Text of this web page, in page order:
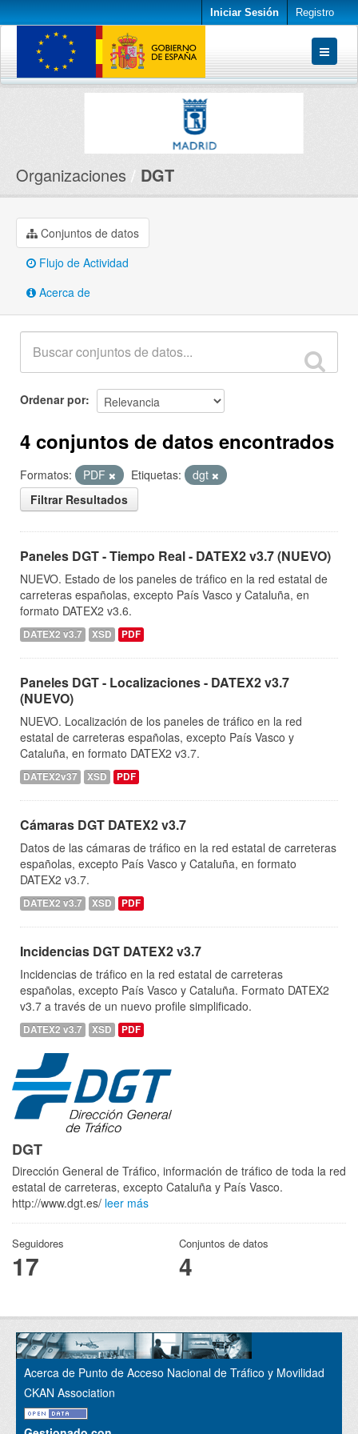
Iniciar Sesión Registro
Conjuntos de datos
Organizaciones DGT
Conjuntos de datos
Flujo de Actividad
Acerca de
Ordenar por
4 conjuntos de datos encontrados
Formatos: PDF Etiquetas:
dgt
Filtrar Resultados
Paneles DGT - Tiempo Real - DATEX2 v3.7 (NUEVO)
NUEVO. Estado de los paneles de tráfico en la red estatal de
carreteras españolas, excepto País Vasco y Cataluña, en
formato DATEX2 v3.6.
DATEX2 v3.7 XSD PDF
Paneles DGT - Localizaciones - DATEX2 v3.7
(NUEVO)
NUEVO. Localización de los paneles de tráfico en la red
estatal de carreteras españolas, excepto País Vasco y
Cataluña, en formato DATEX2 v3.7.
DATEX2v37 XSD PDF
Cámaras DGT DATEX2 v3.7
Datos de las cámaras de tráfico en la red estatal de carreteras
españolas, excepto País Vasco y Cataluña, en formato
DATEX2 v3.7.
DATEX2 v3.7 XSD PDF
Incidencias DGT DATEX2 v3.7
Incidencias de tráfico en la red estatal de carreteras
españolas, excepto País Vasco y Cataluña. Formato DATEX2
v3.7 a través de un nuevo profile simplificado.
DATEX2 v3.7 XSD PDF
DGT
Dirección General de Tráfico, información de tráfico de toda la red
estatal de carreteras, excepto Cataluña y País Vasco.
http://www.dgt.es/ leer más
Seguidores
17
Conjuntos de datos
4
Acerca de Punto de Acceso Nacional de Tráfico y Movilidad
CKAN Association